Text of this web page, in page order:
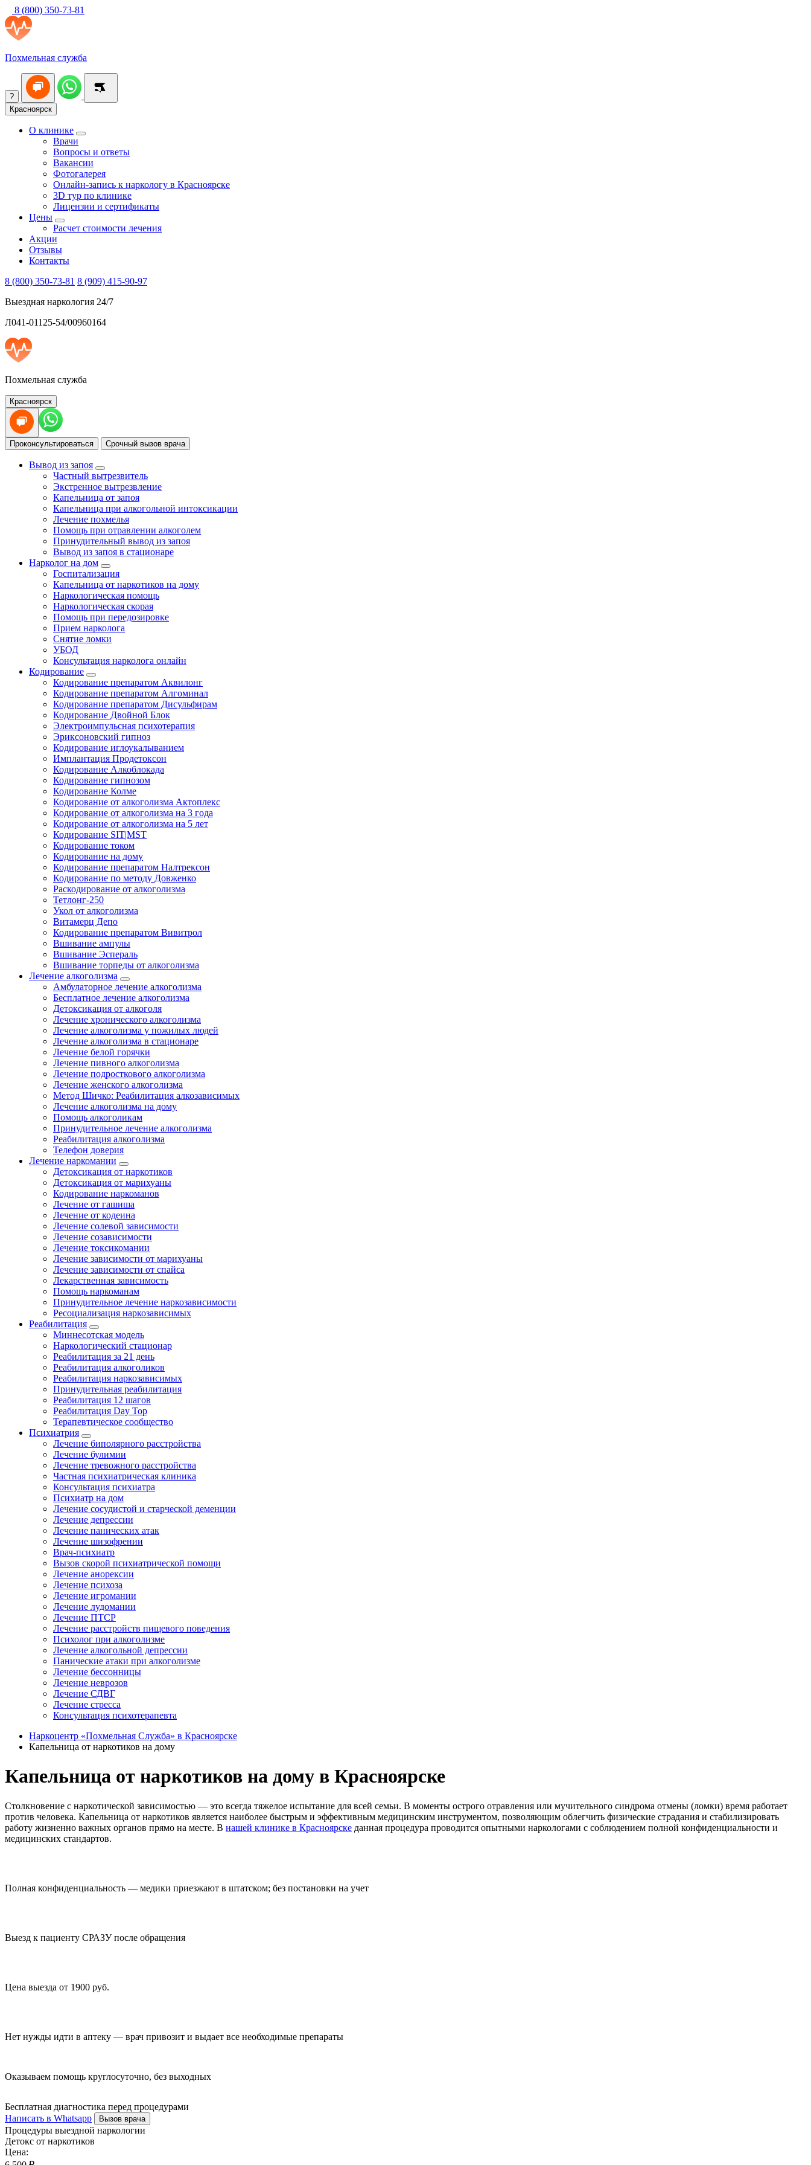
8 (800) 350-73-81
Похмельная служба
?
Красноярск
О клинике
Врачи
Вопросы и ответы
Вакансии
Фотогалерея
Онлайн-запись к наркологу в Красноярске
3D тур по клинике
Лицензии и сертификаты
Цены
Расчет стоимости лечения
Акции
Отзывы
Контакты
8 (800) 350-73-81 8 (909) 415-90-97
Выездная наркология 24/7
Л041-01125-54/00960164
Похмельная служба
Красноярск
Проконсультироваться Срочный вызов врача
Вывод из запоя
Частный вытрезвитель
Экстренное вытрезвление
Капельница от запоя
Капельница при алкогольной интоксикации
Лечение похмелья
Помощь при отравлении алкоголем
Принудительный вывод из запоя
Вывод из запоя в стационаре
Нарколог на дом
Госпитализация
Капельница от наркотиков на дому
Наркологическая помощь
Наркологическая скорая
Помощь при передозировке
Прием нарколога
Снятие ломки
УБОД
Консультация нарколога онлайн
Кодирование
Кодирование препаратом Аквилонг
Кодирование препаратом Алгоминал
Кодирование препаратом Дисульфирам
Кодирование Двойной Блок
Электроимпульсная психотерапия
Эриксоновский гипноз
Кодирование иглоукалыванием
Имплантация Продетоксон
Кодирование Алкоблокада
Кодирование гипнозом
Кодирование Колме
Кодирование от алкоголизма Актоплекс
Кодирование от алкоголизма на 3 года
Кодирование от алкоголизма на 5 лет
Кодирование SIT|MST
Кодирование током
Кодирование на дому
Кодирование препаратом Налтрексон
Кодирование по методу Довженко
Раскодирование от алкоголизма
Тетлонг-250
Укол от алкоголизма
Витамерц Депо
Кодирование препаратом Вивитрол
Вшивание ампулы
Вшивание Эспераль
Вшивание торпеды от алкоголизма
Лечение алкоголизма
Амбулаторное лечение алкоголизма
Бесплатное лечение алкоголизма
Детоксикация от алкоголя
Лечение хронического алкоголизма
Лечение алкоголизма у пожилых людей
Лечение алкоголизма в стационаре
Лечение белой горячки
Лечение пивного алкоголизма
Лечение подросткового алкоголизма
Лечение женского алкоголизма
Метод Шичко: Реабилитация алкозависимых
Лечение алкоголизма на дому
Помощь алкоголикам
Принудительное лечение алкоголизма
Реабилитация алкоголизма
Телефон доверия
Лечение наркомании
Детоксикация от наркотиков
Детоксикация от марихуаны
Кодирование наркоманов
Лечение от гашиша
Лечение от кодеина
Лечение солевой зависимости
Лечение созависимости
Лечение токсикомании
Лечение зависимости от марихуаны
Лечение зависимости от спайса
Лекарственная зависимость
Помощь наркоманам
Принудительное лечение наркозависимости
Ресоциализация наркозависимых
Реабилитация
Миннесотская модель
Наркологический стационар
Реабилитация за 21 день
Реабилитация алкоголиков
Реабилитация наркозависимых
Принудительная реабилитация
Реабилитация 12 шагов
Реабилитация Day Top
Терапевтическое сообщество
Психиатрия
Лечение биполярного расстройства
Лечение булимии
Лечение тревожного расстройства
Частная психиатрическая клиника
Консультация психиатра
Психиатр на дом
Лечение сосудистой и старческой деменции
Лечение депрессии
Лечение панических атак
Лечение шизофрении
Врач-психиатр
Вызов скорой психиатрической помощи
Лечение анорексии
Лечение психоза
Лечение игромании
Лечение лудомании
Лечение ПТСР
Лечение расстройств пищевого поведения
Психолог при алкоголизме
Лечение алкогольной депрессии
Панические атаки при алкоголизме
Лечение бессонницы
Лечение неврозов
Лечение СДВГ
Лечение стресса
Консультация психотерапевта
Наркоцентр «Похмельная Служба» в Красноярске
Капельница от наркотиков на дому
Капельница от наркотиков на дому в Красноярске
Столкновение с наркотической зависимостью — это всегда тяжелое испытание для всей семьи. В моменты острого отравления или мучительного синдрома отмены (ломки) время работает
против человека. Капельница от наркотиков является наиболее быстрым и эффективным медицинским инструментом, позволяющим облегчить физические страдания и стабилизировать
работу жизненно важных органов прямо на месте. В нашей клинике в Красноярске данная процедура проводится опытными наркологами с соблюдением полной конфиденциальности и
медицинских стандартов.
Полная конфиденциальность — медики приезжают в штатском; без постановки на учет
Выезд к пациенту СРАЗУ после обращения
Цена выезда от 1900 руб.
Нет нужды идти в аптеку — врач привозит и выдает все необходимые препараты
Оказываем помощь круглосуточно, без выходных
Бесплатная диагностика перед процедурами
Написать в Whatsapp
Вызов врача
Процедуры выездной наркологии
Детокс от наркотиков
Цена: